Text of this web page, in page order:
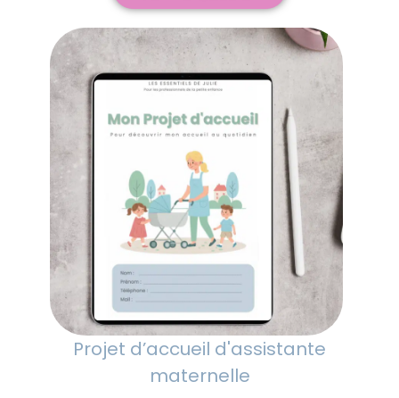
Projet d’accueil d'assistante
maternelle